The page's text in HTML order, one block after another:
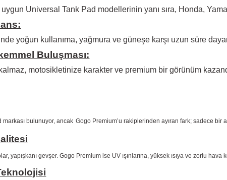
Universal Tank Pad modellerinin yanı sıra, Honda,
yoğun kullanıma, yağmura ve güneşe karşı uzun süre
Buluşması:
motosikletinize karakter ve premium bir görünüm
bulunuyor, ancak Gogo Premium’u rakiplerinden ayıran fark; sadece bir
yapışkanı gevşer. Gogo Premium ise UV ışınlarına, yüksek ısıya ve zorlu